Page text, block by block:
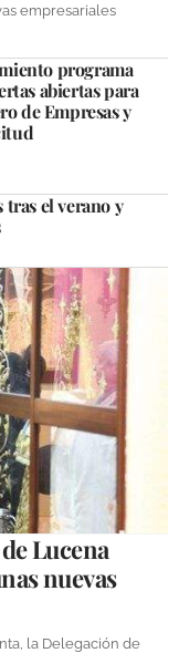
empresariales
programa
abiertas para
de Empresas y
tras el verano y
Lucena
nuevas
la Delegación de